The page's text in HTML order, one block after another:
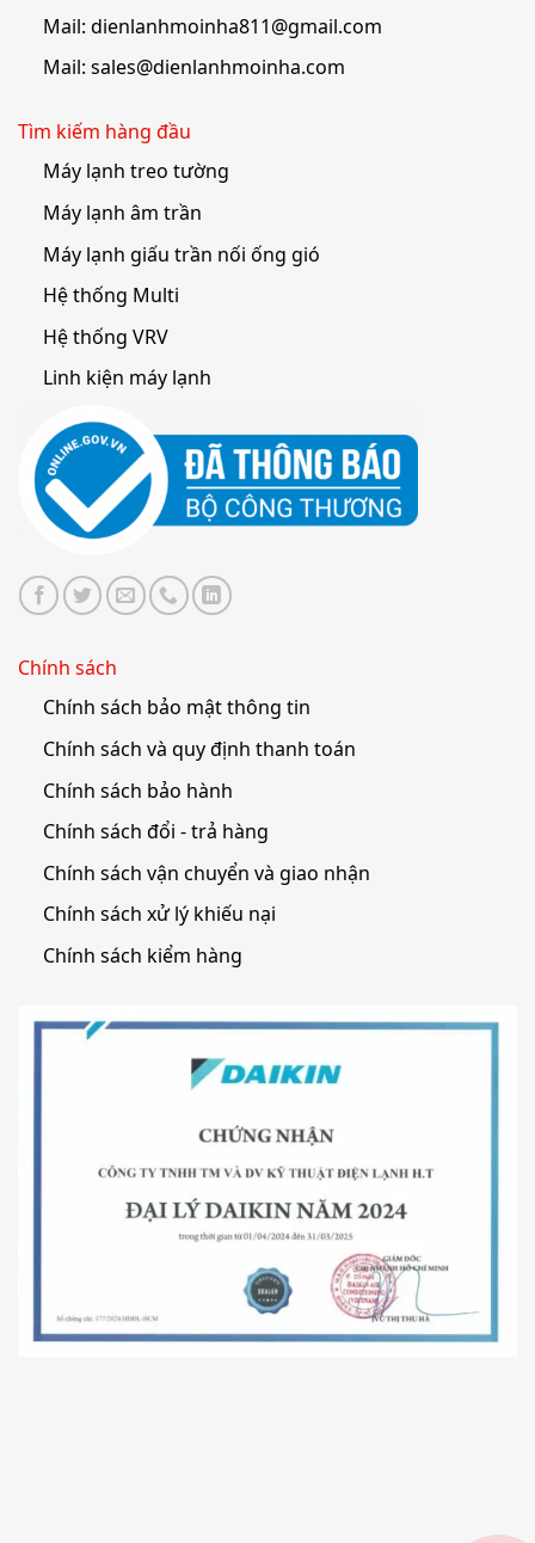
Mail: dienlanhmoinha811@gmail.com
Mail: sales@dienlanhmoinha.com
Tìm kiếm hàng đầu
Máy lạnh treo tường
Máy lạnh âm trần
Máy lạnh giấu trần nối ống gió
Hệ thống Multi
Hệ thống VRV
Linh kiện máy lạnh
Chính sách
Chính sách bảo mật thông tin
Chính sách và quy định thanh toán
Chính sách bảo hành
Chính sách đổi - trả hàng
Chính sách vận chuyển và giao nhận
Chính sách xử lý khiếu nại
Chính sách kiểm hàng